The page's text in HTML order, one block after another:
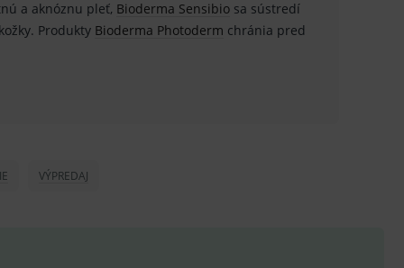
a aknóznu pleť, Bioderma Sensibio sa sústredí
Produkty Bioderma Photoderm chránia pred
VÝPREDAJ
do košíka atď. Pre správne